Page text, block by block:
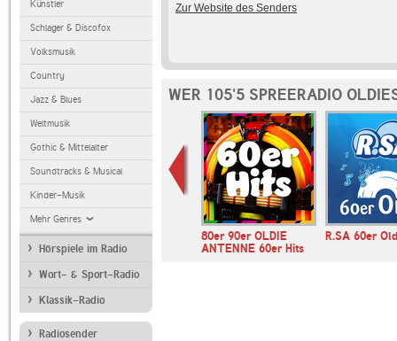
Künstler
Schlager & Discofox
Volksmusik
Country
Jazz & Blues
Weltmusik
Gothic & Mittelalter
Soundtracks & Musical
Kinder-Musik
Mehr Genres
Hörspiele im Radio
Wort- & Sport-Radio
Klassik-Radio
Radiosender
Zur Website des Senders
WER 105'5 SPREERADIO
Schlager Radio
80er 90er OLDIE
ANTENNE 60er Hits
R.SA 60er